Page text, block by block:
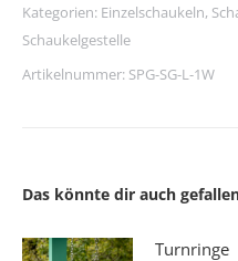
Lärche
Menge
Kategorien: Einzelschaukeln,
Schaukelgestelle
Artikelnummer: SPG-SG-L-1W
Das könnte dir auch
Turnringe